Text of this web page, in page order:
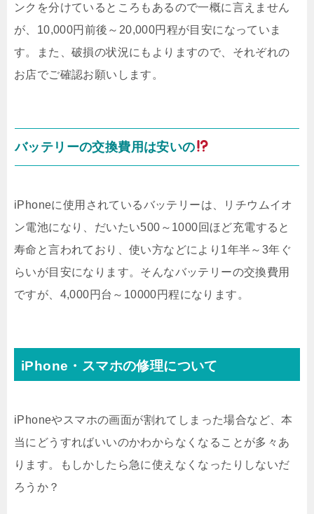
ンクを分けているところもあるので一概に言えません
が、10,000円前後～20,000円程が目安になっていま
す。また、破損の状況にもよりますので、それぞれの
お店でご確認お願いします。
バッテリーの交換費用は安いの
iPhoneに使用されているバッテリーは、リチウムイオ
ン電池になり、だいたい500～1000回ほど充電すると
寿命と言われており、使い方などにより1年半～3年ぐ
らいが目安になります。そんなバッテリーの交換費用
ですが、4,000円台～10000円程になります。
iPhone・スマホの修理について
iPhoneやスマホの画面が割れてしまった場合など、本
当にどうすればいいのかわからなくなることが多々あ
ります。もしかしたら急に使えなくなったりしないだ
ろうか？